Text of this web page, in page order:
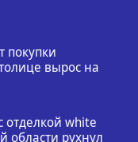
покупки
вырос на
отделкой white
области рухнул